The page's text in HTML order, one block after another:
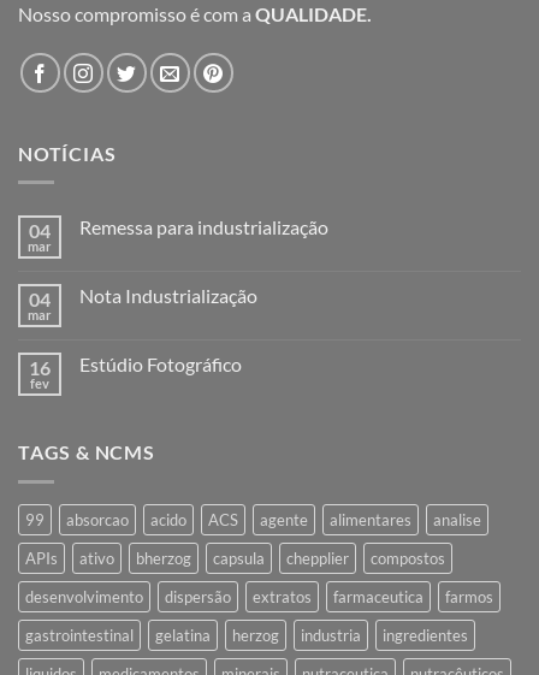
Nosso compromisso é com a QUALIDADE.
NOTÍCIAS
04
mar
Remessa para industrialização
Remessa
04
mar
Nota Industrialização
Nota
16
fev
Estúdio Fotográfico
Fotográfico
TAGS & NCMS
99 absorcao acido ACS agente alimentares
analise
APIs
ativo bherzog capsula chepplier
compostos
desenvolvimento
dispersão extratos farmaceutica
farmos
gastrointestinal
gelatina herzog industria
ingredientes